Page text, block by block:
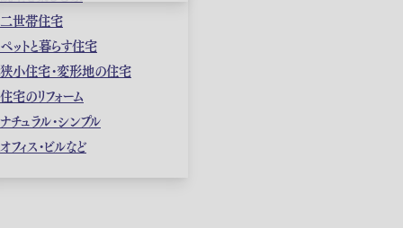
二世帯住宅
ペットと暮らす住宅
狭小住宅・変形地の住宅
住宅のリフォーム
ナチュラル・シンプル
オフィス・ビルなど